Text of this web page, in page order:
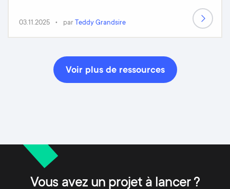
03.11.2025 par Teddy Grandsire
Voir plus de ressources
Vous avez un projet à lancer ?